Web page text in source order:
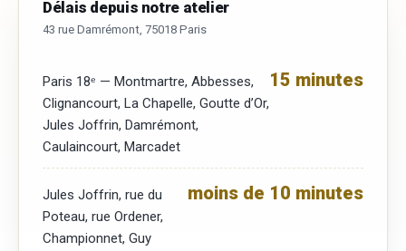
Délais depuis notre atelier
43 rue Damrémont, 75018 Paris
Paris 18ᵉ — Montmartre, Abbesses,
Clignancourt, La Chapelle, Goutte d’Or,
Jules Joffrin, Damrémont,
Caulaincourt, Marcadet
15 minutes
Jules Joffrin, rue du
Poteau, rue Ordener,
Championnet, Guy
moins de 10 minutes